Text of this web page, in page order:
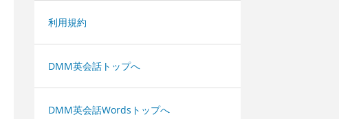
利用規約
DMM英会話トップへ
DMM英会話Wordsトップへ